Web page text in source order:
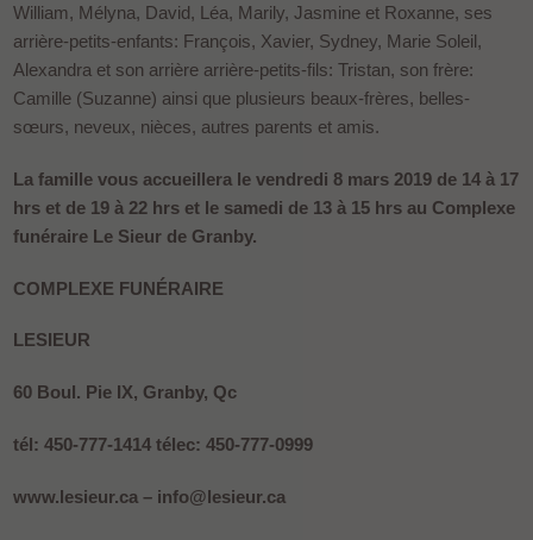
William, Mélyna, David, Léa, Marily, Jasmine et Roxanne, ses
arrière-petits-enfants: François, Xavier, Sydney, Marie Soleil,
Alexandra et son arrière arrière-petits-fils: Tristan, son frère:
Camille (Suzanne) ainsi que plusieurs beaux-frères, belles-
sœurs, neveux, nièces, autres parents et amis.
La famille vous accueillera le vendredi 8 mars 2019 de 14 à 17
hrs et de 19 à 22 hrs et le samedi de 13 à 15 hrs au Complexe
funéraire Le Sieur de Granby.
COMPLEXE FUNÉRAIRE
LESIEUR
60 Boul. Pie IX, Granby, Qc
tél: 450-777-1414 télec: 450-777-0999
www.lesieur.ca – info@lesieur.ca